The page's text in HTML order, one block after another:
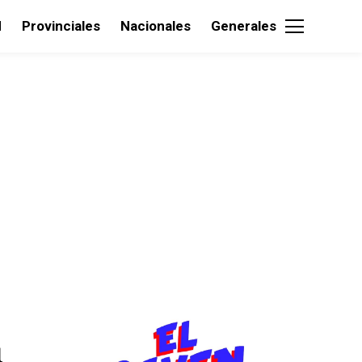
Provinciales Nacionales Generales